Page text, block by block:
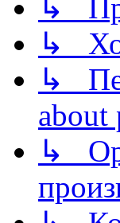
↳
↳
↳
about
↳